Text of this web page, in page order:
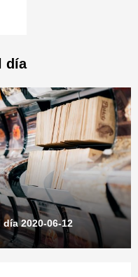
día
2020-06-12